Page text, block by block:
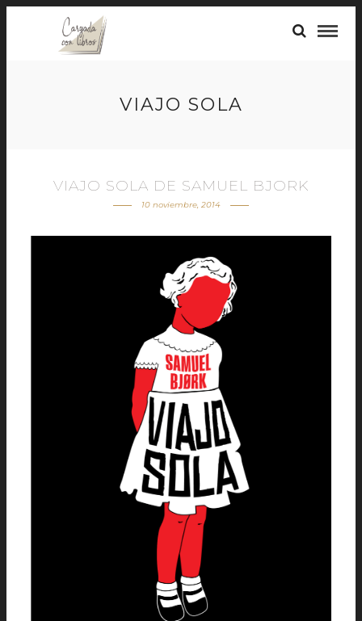
VIAJO SOLA
VIAJO SOLA DE SAMUEL BJORK
10 noviembre, 2014